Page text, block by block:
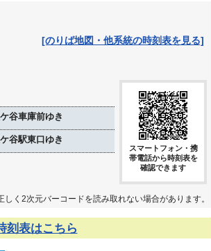
[のりば地図・他系統の時刻表を見る]
谷車庫前ゆき
谷駅東口ゆき
スマートフォン・携
帯電話から時刻表を
確認できます
く2次元バーコードを読み取れない場合があります。
刻表はこちら